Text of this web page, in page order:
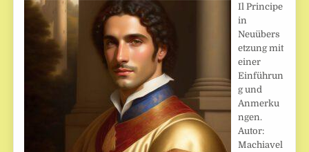
Il Principe
in
Neuübers
etzung mit
einer
Einführun
g und
Anmerku
ngen.
Autor:
Machiavel